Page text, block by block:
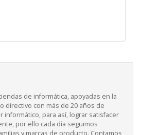
de informática, apoyadas en la
directivo con más de 20 años de
informático, para así, lograr satisfacer
por ello cada día seguimos
y marcas de producto. Contamos